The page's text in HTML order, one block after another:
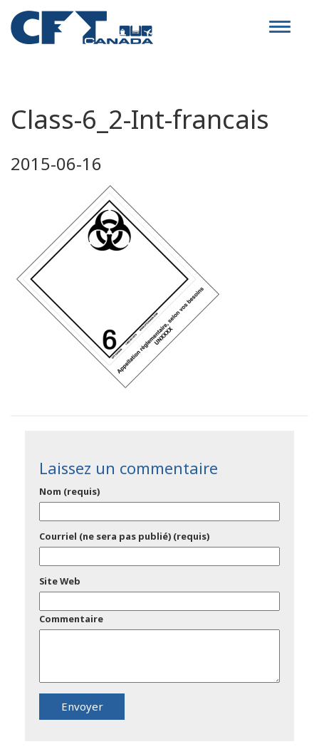
Toggle
Class-6_2-Int-francais
2015-06-16
Laissez un commentaire
Nom (requis)
Courriel (ne sera pas publié) (requis)
Site Web
Commentaire